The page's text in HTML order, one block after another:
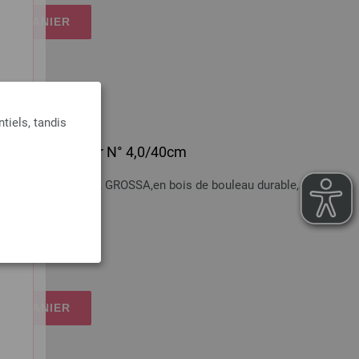
tandis
LE PANIER
bois Multicolor N° 4,0/40cm
Multicolor LANA GROSSA,en bois de bouleau durable, N°4,
LE PANIER